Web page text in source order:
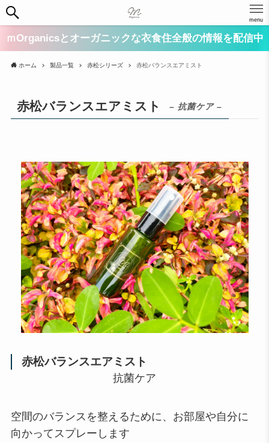
menu
ｍOrganicsとオーガニックな衣食住全般の情報を配信中
ホーム 製品一覧 赤松シリーズ 赤松バランスエアミスト
赤松バランスエアミスト – 抗菌ケア –
赤松バランスエアミスト
抗菌ケア
空間のバランスを整えるために、お部屋や自分に
向かってスプレーします